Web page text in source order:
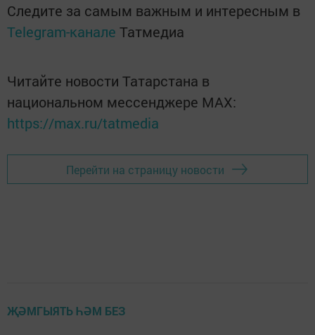
Следите за самым важным и интересным в
Telegram-канале Татмедиа
Читайте новости Татарстана в
национальном мессенджере MАХ:
https://max.ru/tatmedia
Перейти на страницу новости
ҖӘМГЫЯТЬ ҺӘМ БЕЗ